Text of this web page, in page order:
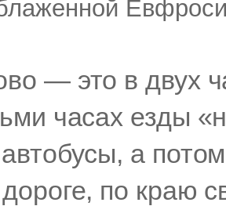
— это в двух
часах езды
а
по краю